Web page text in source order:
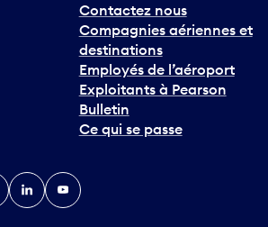
Contactez nous
Compagnies aériennes et
destinations
Employés de l’aéroport
Exploitants à Pearson
Bulletin
Ce qui se passe
LinkedInYouTube